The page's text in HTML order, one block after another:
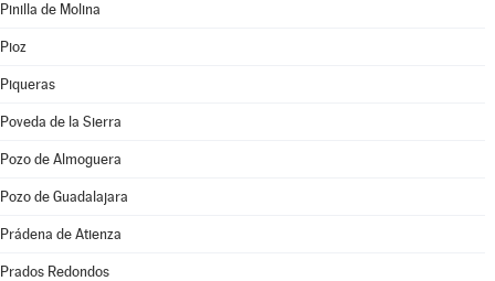
Pinilla de Molina
Pioz
Piqueras
Poveda de la Sierra
Pozo de Almoguera
Pozo de Guadalajara
Prádena de Atienza
Prados Redondos